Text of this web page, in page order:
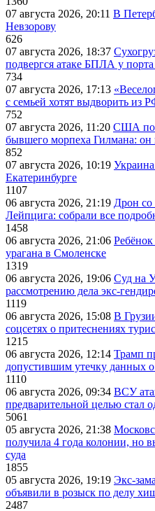
07 августа 2026, 20:11 В
Невзорову
626
07 августа 2026, 18:37
подвергся атаке БПЛА у
734
07 августа 2026, 17:13
с семьей хотят выдворить из
752
07 августа 2026, 11:20 США
бывшего морпеха Гилмана: он
852
07 августа 2026, 10:19
Екатеринбурге
1107
06 августа 2026, 21:19 Дрон со
Лейпцига: собрали все
1458
06 августа 2026, 21:06
урагана в Смоленске
1319
06 августа 2026, 19:06 Суд на
рассмотрению дела экс-
1119
06 августа 2026, 15:08 В
соцсетях о притеснениях
1215
06 августа 2026, 12:14 Трамп
допустившим утечку данных
1110
06 августа 2026, 09:34 ВСУ
предварительной целью
5061
05 августа 2026, 21:38
получила 4 года колонии, но
суда
1855
05 августа 2026, 19:19 Экс-
объявили в розыск по делу
2487